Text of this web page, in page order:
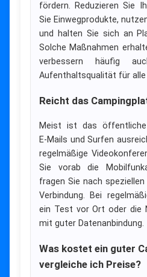
fördern. Reduzieren Sie
Sie Einwegprodukte,
und halten Sie sich an
Solche Maßnahmen
verbessern häufig
Aufenthaltsqualität für alle
Reicht das
Meist ist das
E‑Mails und Surfen
regelmäßige
Sie vorab die
fragen Sie nach
Verbindung. Bei
ein Test vor Ort oder die
mit guter Datenanbindung.
Was kostet ein guter
vergleiche ich Preise?